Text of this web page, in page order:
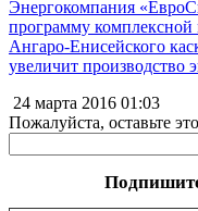
Энергокомпания
программу комплексной
Ангаро-Енисейского
увеличит
24 марта 2016 01:03
Пожалуйста, оставьте